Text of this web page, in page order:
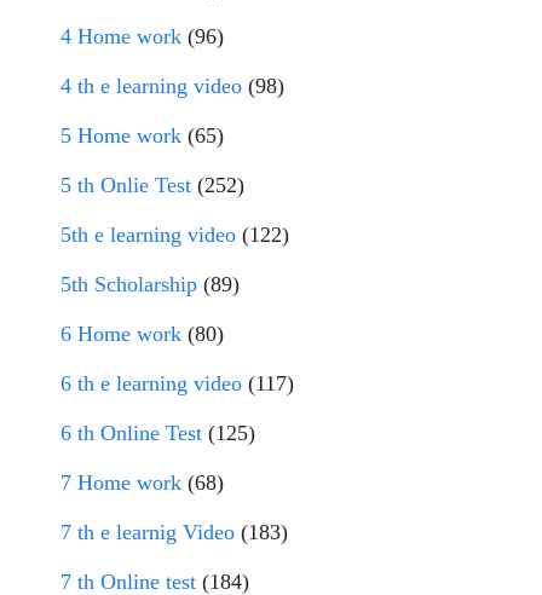
4 Home work (96)
4 th e learning video (98)
5 Home work (65)
5 th Onlie Test (252)
5th e learning video (122)
5th Scholarship (89)
6 Home work (80)
6 th e learning video (117)
6 th Online Test (125)
7 Home work (68)
7 th e learnig Video (183)
7 th Online test (184)